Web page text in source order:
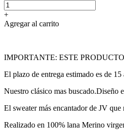
+
Agregar al carrito
IMPORTANTE: ESTE
El plazo de entrega estimado es de 15
Nuestro clásico mas buscado.Diseño
El sweater más encantador de JV que
Realizado en 100% lana Merino